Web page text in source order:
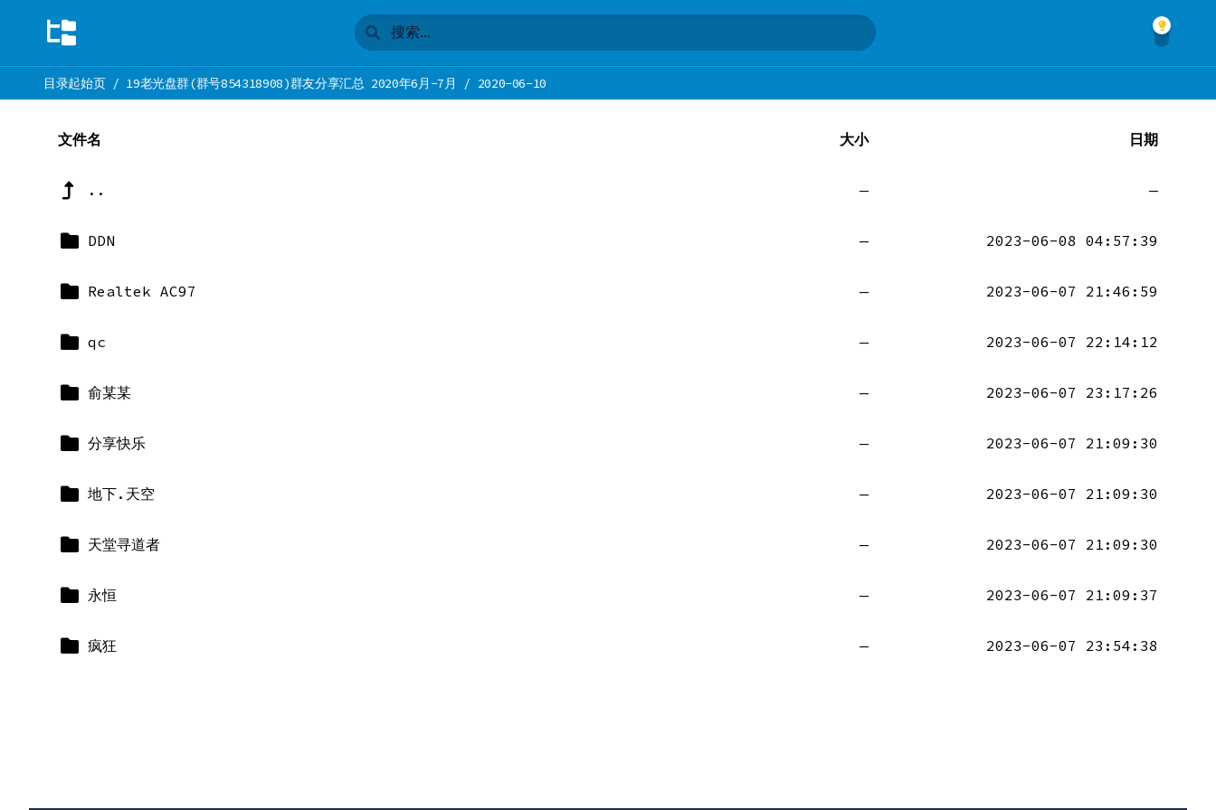
目录起始页/ 19老光盘群(群号854318908)群友分享汇总 2020年6月-7月 / 2020-06-10
文件名 大小 日期
.. — —
DDN — 2023-06-08 04:57:39
Realtek AC97 — 2023-06-07 21:46:59
qc — 2023-06-07 22:14:12
俞某某 — 2023-06-07 23:17:26
分享快乐 — 2023-06-07 21:09:30
地下.天空 — 2023-06-07 21:09:30
天堂寻道者 — 2023-06-07 21:09:30
永恒 — 2023-06-07 21:09:37
疯狂 — 2023-06-07 23:54:38